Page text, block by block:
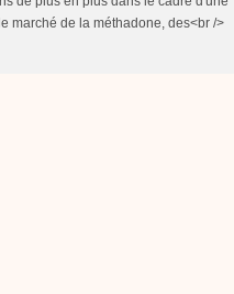
marché de la méthadone, des<br />